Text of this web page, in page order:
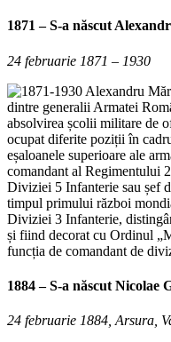
1871 – S-a născut
24 februarie 1871 – 1930
dintre generalii Armatei
absolvirea școlii militare de
ocupat diferite poziții în
eșaloanele superioare ale
comandant al Regimentului
Diviziei 5 Infanterie sau șef
timpul primului război
Diviziei 3 Infanterie,
și fiind decorat cu Ordinul
funcția de comandant de
1884 – S-a născut Nicolae
24 februarie 1884, Arsura,